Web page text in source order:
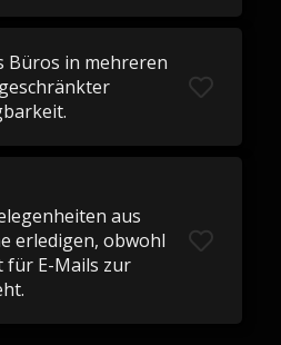
Büros in mehreren
aus
erledigen, obwohl
für E-Mails zur